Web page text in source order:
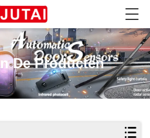
De Producten